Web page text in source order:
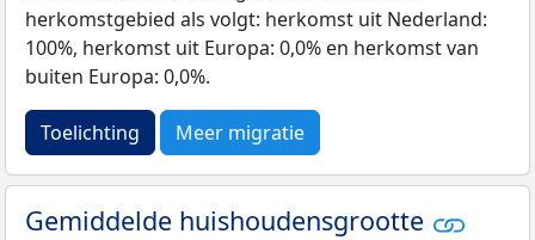
herkomstgebied als volgt: herkomst uit Nederland:
100%, herkomst uit Europa: 0,0% en herkomst van
buiten Europa: 0,0%.
Toelichting Meer migratie
Gemiddelde huishoudensgrootte